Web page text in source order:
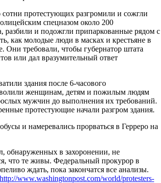
сотни протестующих разгромили и сожгли
спецназом около 200
разбили и подожгли припаркованные рядом с
как молодые люди в масках и крестьяне в
требовали, чтобы губернатор штата
или дал вразумительный ответ
здания после 6-часового
женщинам, детям и пожилым людям
мужчин до выполнения их требований.
протестующие начали разгром здания.
и намеревались прорваться в Герреро на
обнаруженных в захоронении, не
что те живы. Федеральный прокурор в
ждать, пока закончатся все анализы.
http://www.washingtonpost.com/world/protesters-